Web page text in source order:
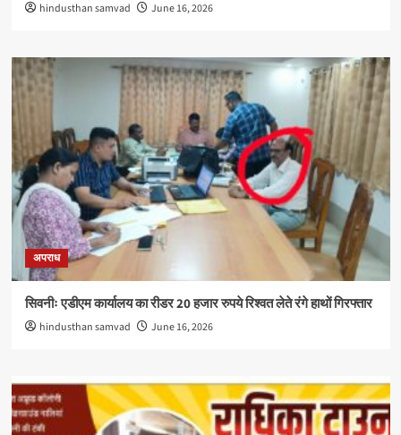
hindusthan samvad June 16, 2026
अपराध
सिवनीः एडीएम कार्यालय का रीडर 20 हजार रुपये रिश्वत लेते रंगे हाथों गिरफ्तार
hindusthan samvad June 16, 2026